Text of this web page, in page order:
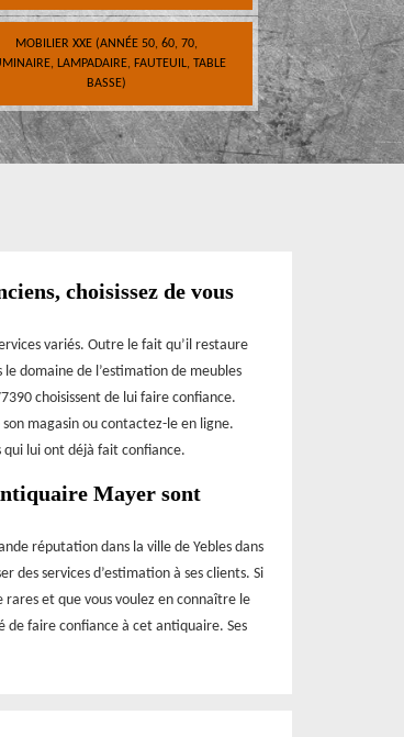
MOBILIER XXE (ANNÉE 50, 60, 70,
LAMPADAIRE, FAUTEUIL, TABLE
BASSE)
choisissez de vous
variés. Outre le fait qu’il restaure
domaine de l’estimation de meubles
choisissent de lui faire confiance.
magasin ou contactez-le en ligne.
qui lui ont déjà fait confiance.
Mayer sont
réputation dans la ville de Yebles dans
des services d’estimation à ses clients. Si
rares et que vous voulez en connaître le
de faire confiance à cet antiquaire. Ses